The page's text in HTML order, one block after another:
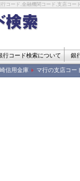
コード,金融機関コード,支店コー
行コード検索について 銀
信用金庫 マ行の支店コー